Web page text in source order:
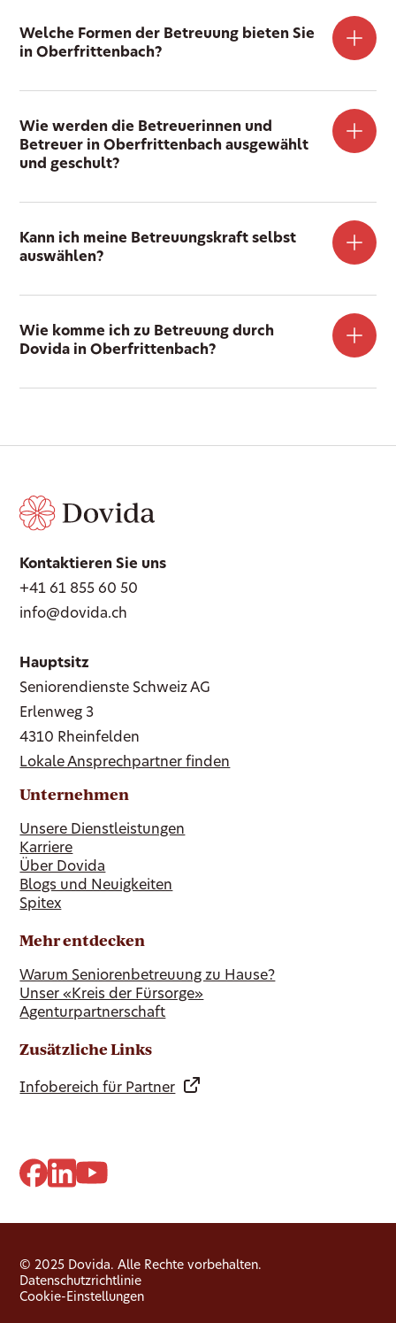
Welche Formen der Betreuung bieten Sie
in Oberfrittenbach?
Wie werden die Betreuerinnen und
Betreuer in Oberfrittenbach ausgewählt
und geschult?
Kann ich meine Betreuungskraft selbst
auswählen?
Wie komme ich zu Betreuung durch
Dovida in Oberfrittenbach?
Kontaktieren Sie uns
+41 61 855 60 50
info@dovida.ch
Hauptsitz
Seniorendienste Schweiz AG
Erlenweg 3
4310 Rheinfelden
Lokale Ansprechpartner finden
Unternehmen
Unsere Dienstleistungen
Karriere
Über Dovida
Blogs und Neuigkeiten
Spitex
Mehr entdecken
Warum Seniorenbetreuung zu Hause?
Unser «Kreis der Fürsorge»
Agenturpartnerschaft
Zusätzliche Links
Infobereich für Partner
© 2025 Dovida. Alle Rechte vorbehalten.
Datenschutzrichtlinie
Cookie-Einstellungen